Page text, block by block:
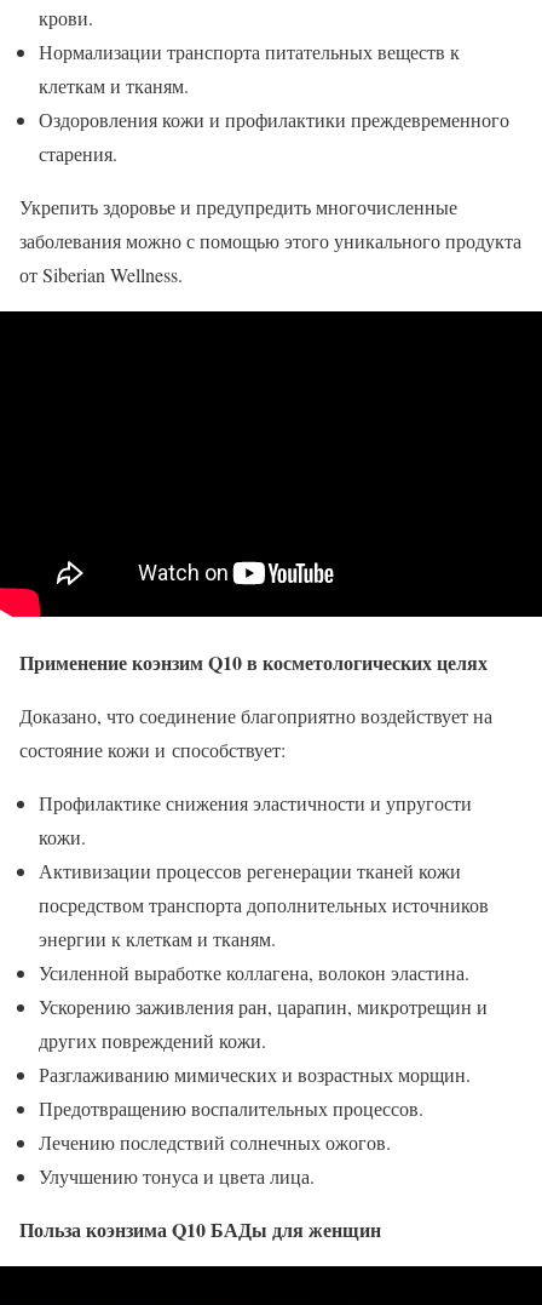
крови.
Нормализации транспорта питательных веществ к
клеткам и тканям.
Оздоровления кожи и профилактики преждевременного
старения.
Укрепить здоровье и предупредить многочисленные
заболевания можно с помощью этого уникального продукта
от Siberian Wellness.
Применение коэнзим Q10 в косметологических целях
Доказано, что соединение благоприятно воздействует на
состояние кожи и способствует:
Профилактике снижения эластичности и упругости
кожи.
Активизации процессов регенерации тканей кожи
посредством транспорта дополнительных источников
энергии к клеткам и тканям.
Усиленной выработке коллагена, волокон эластина.
Ускорению заживления ран, царапин, микротрещин и
других повреждений кожи.
Разглаживанию мимических и возрастных морщин.
Предотвращению воспалительных процессов.
Лечению последствий солнечных ожогов.
Улучшению тонуса и цвета лица.
Польза коэнзима Q10 БАДы для женщин